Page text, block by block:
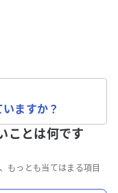
ますか？
ことは何です
もっとも当てはまる項目